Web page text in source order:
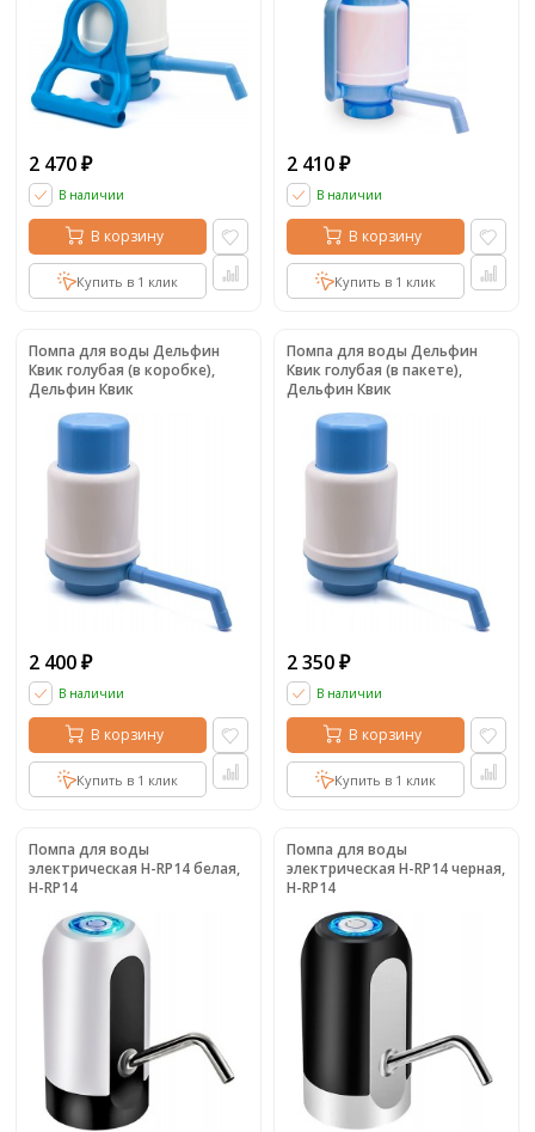
2 470 ₽
В наличии
В корзину
Купить в 1 клик
2 410 ₽
В наличии
В корзину
Купить в 1 клик
Помпа для воды Дельфин
Квик голубая (в коробке),
Дельфин Квик
2 400 ₽
В наличии
В корзину
Купить в 1 клик
Помпа для воды Дельфин
Квик голубая (в пакете),
Дельфин Квик
2 350 ₽
В наличии
В корзину
Купить в 1 клик
Помпа для воды
электрическая H-RP14 белая,
H-RP14
Помпа для воды
электрическая H-RP14 черная,
H-RP14